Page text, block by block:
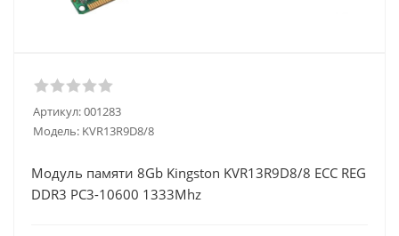
Артикул:001283
Модель: KVR13R9D8/8
Модуль памяти 8Gb Kingston KVR13R9D8/8 ECC REG
DDR3 PC3-10600 1333Mhz